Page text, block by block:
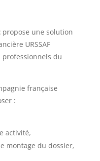
propose une solution
URSSAF
du
française
:
activité,
montage du dossier,